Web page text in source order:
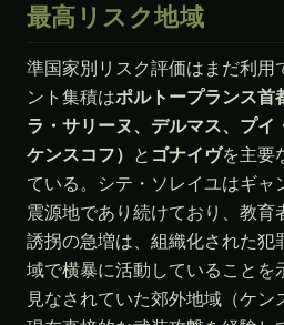
最高リスク地域
準国家別リスク評価はまだ利用
ント集積はポルトープランス首
ラ・サリーヌ、デルマス、プイ
ケンスコフ） と ゴナイヴを主要
ている。シテ・ソレイユはギャ
震源地であり続けており、教育
誘拐の急増は、組織化された犯
域で横暴に活動していることを
見なされていた郊外地域（ケン